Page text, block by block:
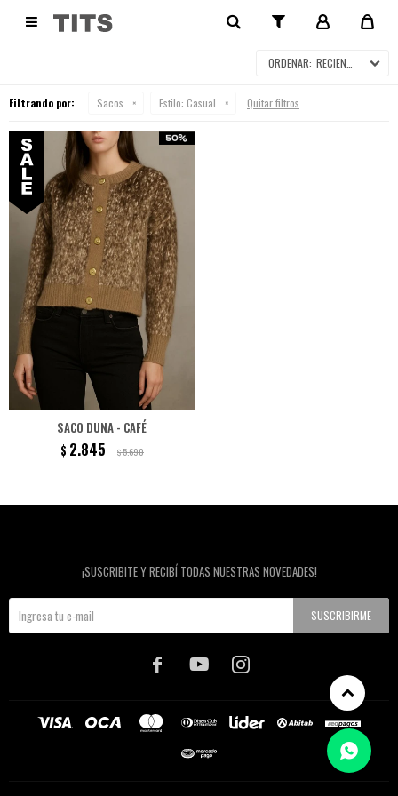
 SACOS EN SALE
RECIENTES
Filtrando por: Sacos Estilo: Casual Quitar filtros
SACO DUNA - CAFÉ
$ 2.845 $5.690
¡SUSCRIBITE Y RECIBÍ TODAS NUESTRAS NOVEDADES!
SUSCRIBIRME
  